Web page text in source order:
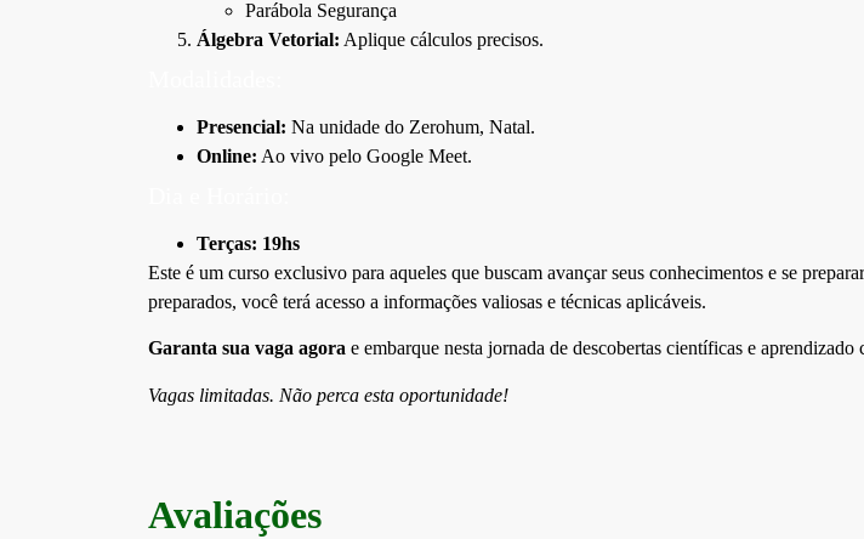
Parábola Segurança
Álgebra Vetorial: Aplique cálculos precisos.
Presencial: Na unidade do Zerohum, Natal.
Online: Ao vivo pelo Google Meet.
Terças: 19hs
Este é um curso exclusivo para aqueles que buscam avançar seus conhecimentos e se
preparados, você terá acesso a informações valiosas e técnicas aplicáveis.
Garanta sua vaga agora e embarque nesta jornada de descobertas científicas e
Vagas limitadas. Não perca esta oportunidade!
Avaliações